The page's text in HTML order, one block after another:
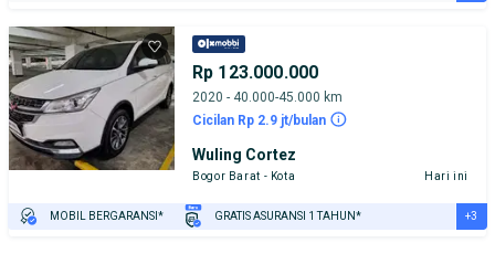
Rp 123.000.000
2020 - 40.000-45.000 km
Cicilan Rp 2.9 jt/bulan
Wuling Cortez
Bogor Barat - Kota Hari ini
MOBIL BERGARANSI* GRATIS ASURANSI 1 TAHUN* +3